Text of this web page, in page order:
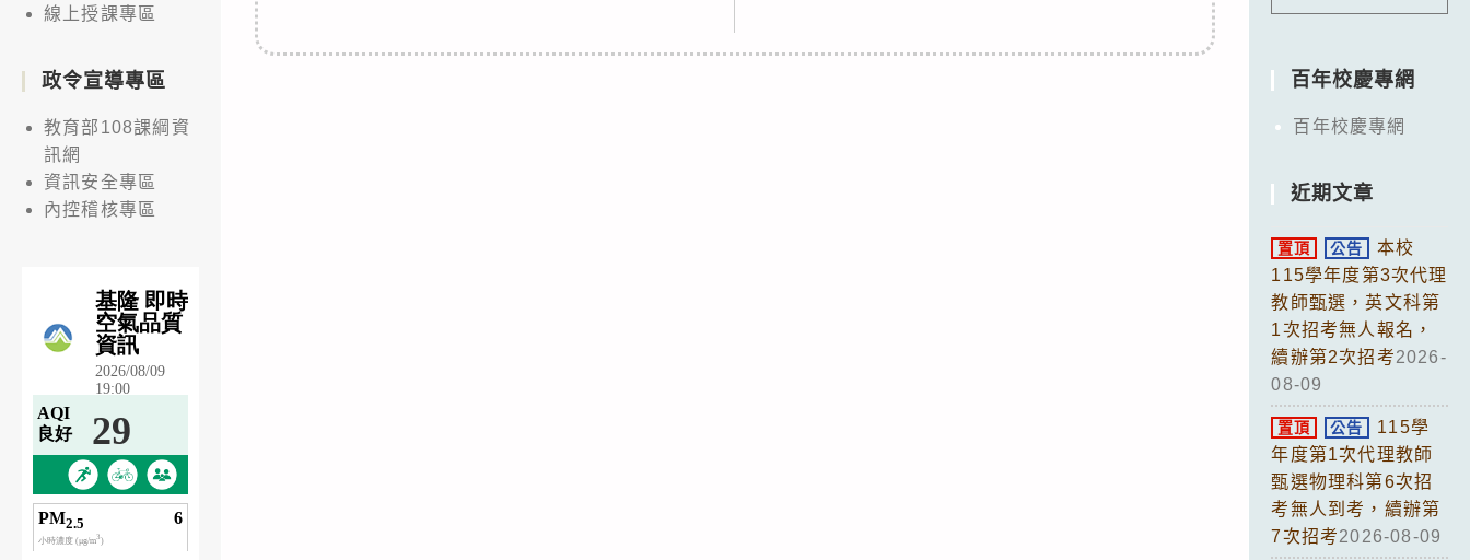
線上授課專區
政令宣導專區
教育部108課綱資
訊網
資訊安全專區
內控稽核專區
百年校慶專網
百年校慶專網
近期文章
置頂 公告
本校
115學年度第3次代理
教師甄選，英文科第
1次招考無人報名，
續辦第2次招考2026-
08-09
置頂 公告
115學
年度第1次代理教師
甄選物理科第6次招
考無人到考，續辦第
7次招考2026-08-09